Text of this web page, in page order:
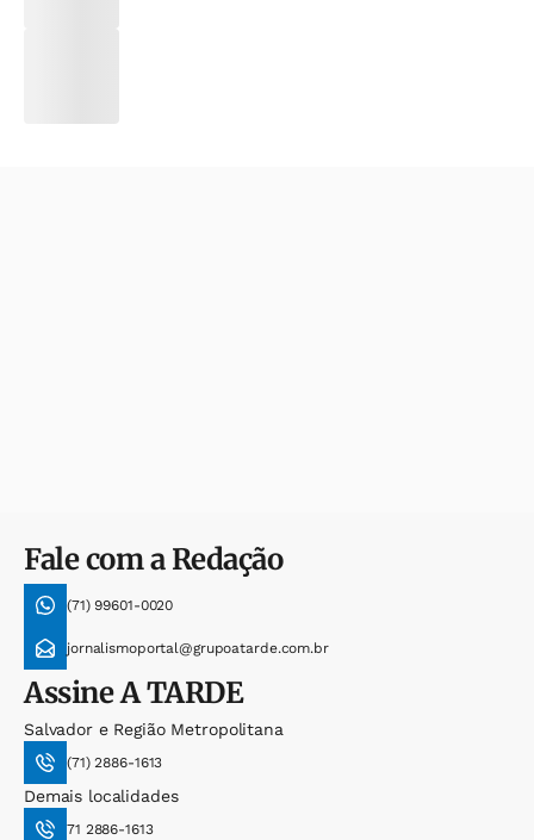
Fale com a Redação
(71) 99601-0020
jornalismoportal@grupoatarde.com.br
AssineA TARDE
Salvador e Região Metropolitana
(71) 2886-1613
Demais localidades
71 2886-1613